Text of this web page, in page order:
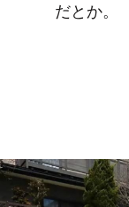
だとか。